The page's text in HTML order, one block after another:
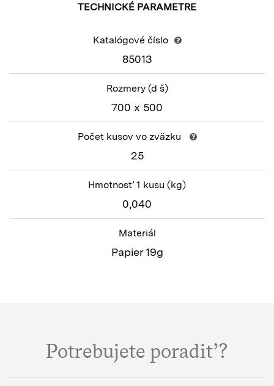
TECHNICKÉ PARAMETRE
Katalógové číslo
85013
Rozmery (d š)
700 x 500
Počet kusov vo zväzku
25
Hmotnosť 1 kusu (kg)
0,040
Materiál
Papier 19g
Potrebujete poradiť?